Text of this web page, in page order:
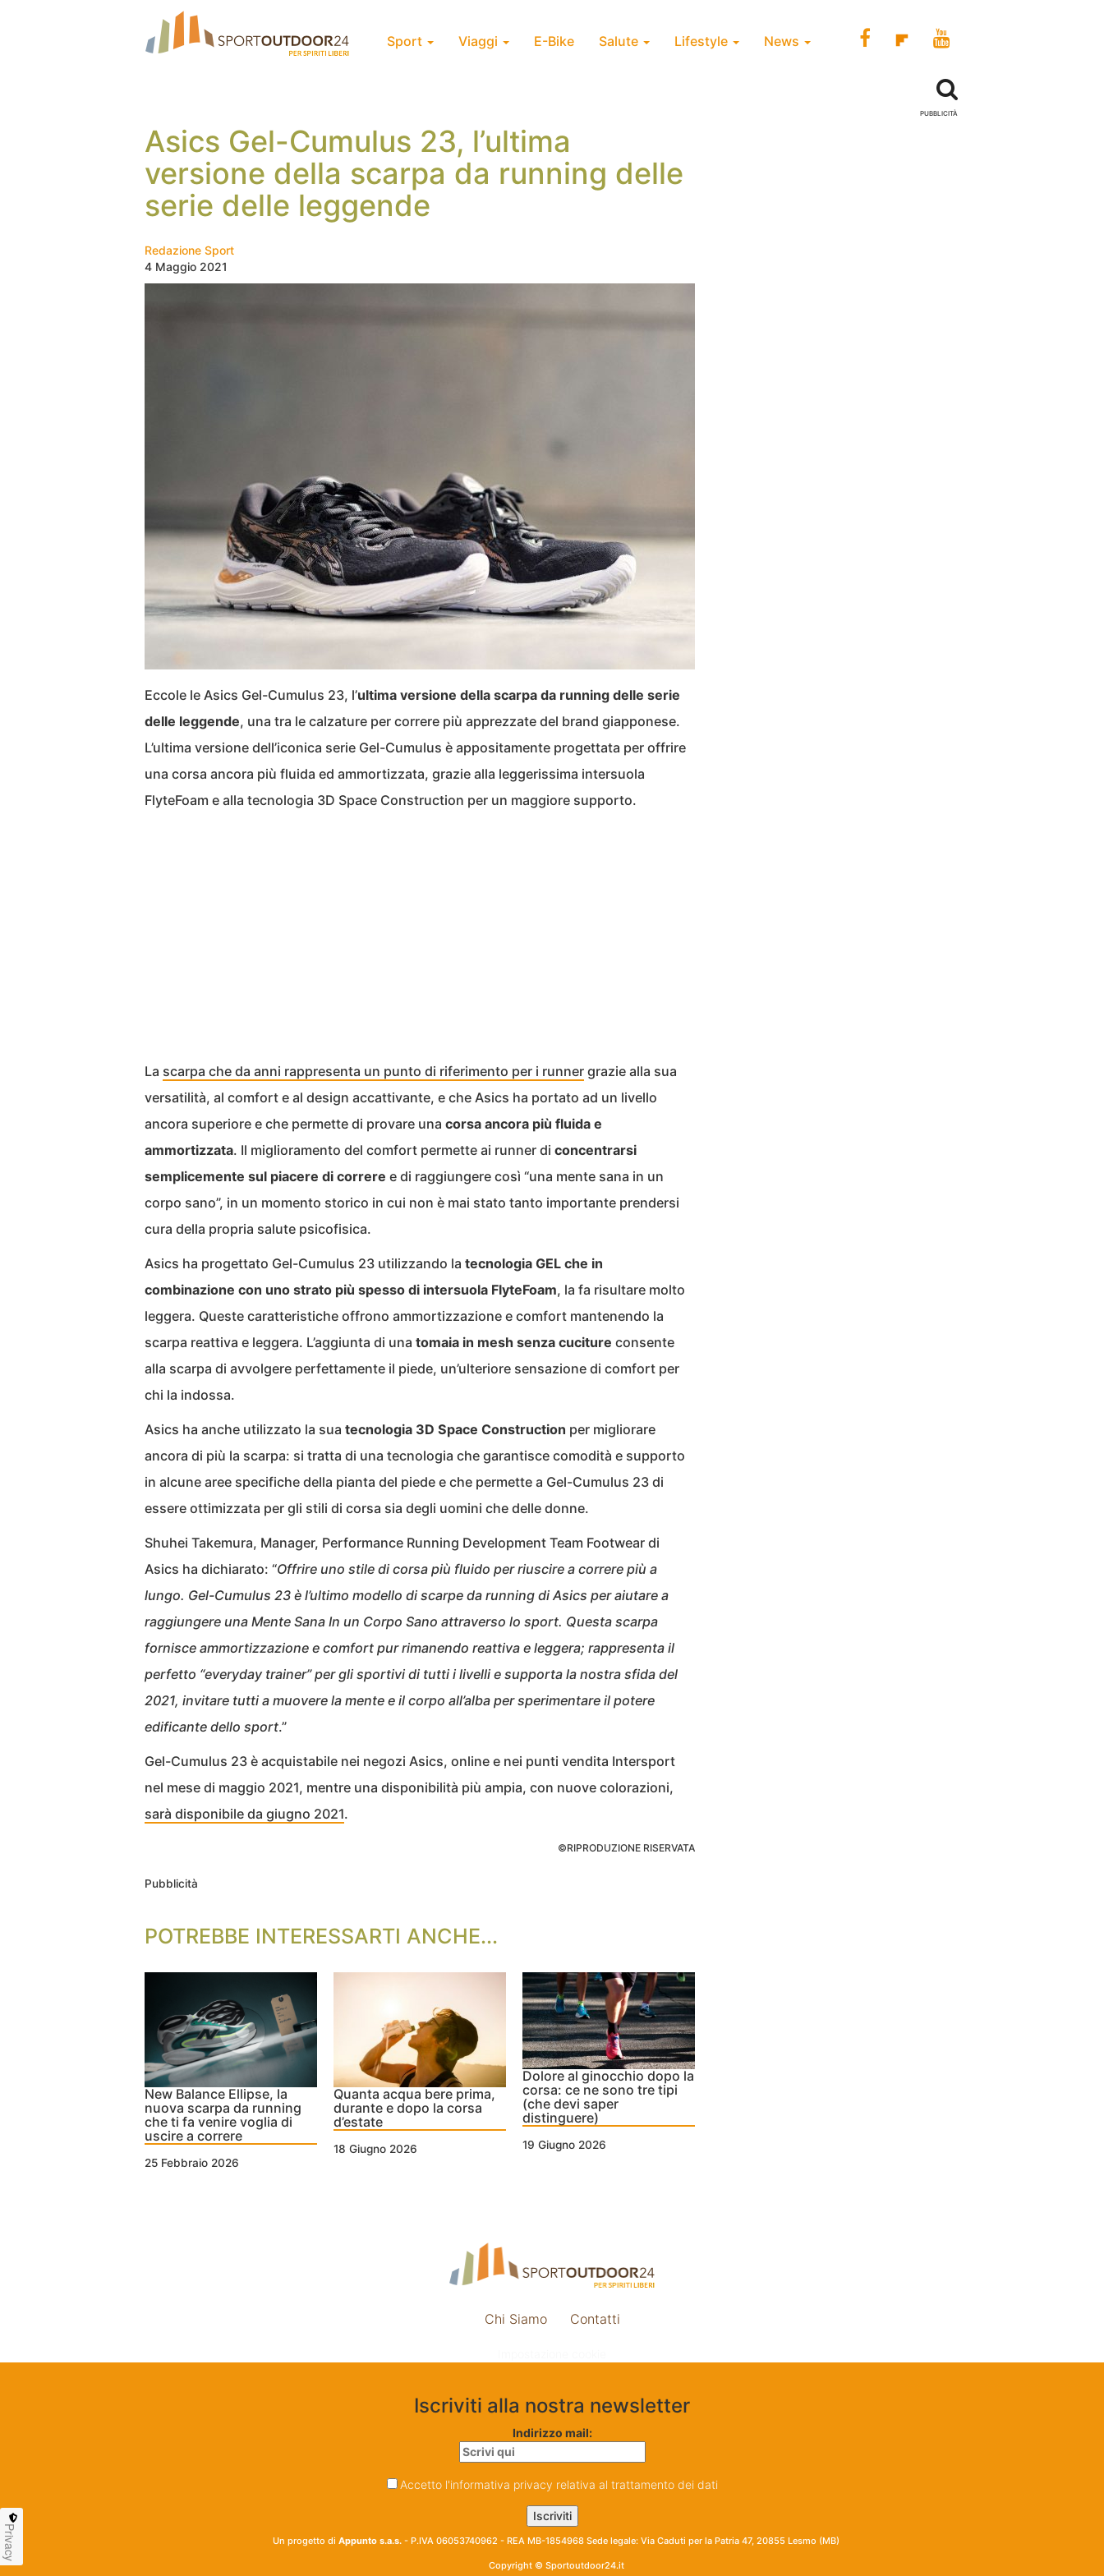
Sport Viaggi E-Bike Salute Lifestyle News
Asics Gel-Cumulus 23, l’ultima
versione della scarpa da running delle
serie delle leggende
Redazione Sport
4 Maggio 2021
Eccole le Asics Gel-Cumulus 23, l’ultima versione della scarpa da running delle serie
delle leggende, una tra le calzature per correre più apprezzate del brand giapponese.
L’ultima versione dell’iconica serie Gel-Cumulus è appositamente progettata per offrire
una corsa ancora più fluida ed ammortizzata, grazie alla leggerissima intersuola
FlyteFoam e alla tecnologia 3D Space Construction per un maggiore supporto.
La scarpa che da anni rappresenta un punto di riferimento per i runner grazie alla sua
versatilità, al comfort e al design accattivante, e che Asics ha portato ad un livello
ancora superiore e che permette di provare una corsa ancora più fluida e
ammortizzata. Il miglioramento del comfort permette ai runner di concentrarsi
semplicemente sul piacere di correre e di raggiungere così “una mente sana in un
corpo sano”, in un momento storico in cui non è mai stato tanto importante prendersi
cura della propria salute psicofisica.
Asics ha progettato Gel-Cumulus 23 utilizzando la tecnologia GEL che in
combinazione con uno strato più spesso di intersuola FlyteFoam, la fa risultare molto
leggera. Queste caratteristiche offrono ammortizzazione e comfort mantenendo la
scarpa reattiva e leggera. L’aggiunta di una tomaia in mesh senza cuciture consente
alla scarpa di avvolgere perfettamente il piede, un’ulteriore sensazione di comfort per
chi la indossa.
Asics ha anche utilizzato la sua tecnologia 3D Space Construction per migliorare
ancora di più la scarpa: si tratta di una tecnologia che garantisce comodità e supporto
in alcune aree specifiche della pianta del piede e che permette a Gel-Cumulus 23 di
essere ottimizzata per gli stili di corsa sia degli uomini che delle donne.
Shuhei Takemura, Manager, Performance Running Development Team Footwear di
Asics ha dichiarato: “Offrire uno stile di corsa più fluido per riuscire a correre più a
lungo. Gel-Cumulus 23 è l’ultimo modello di scarpe da running di Asics per aiutare a
raggiungere una Mente Sana In un Corpo Sano attraverso lo sport. Questa scarpa
fornisce ammortizzazione e comfort pur rimanendo reattiva e leggera; rappresenta il
perfetto “everyday trainer” per gli sportivi di tutti i livelli e supporta la nostra sfida del
2021, invitare tutti a muovere la mente e il corpo all’alba per sperimentare il potere
edificante dello sport.”
Gel-Cumulus 23 è acquistabile nei negozi Asics, online e nei punti vendita Intersport
nel mese di maggio 2021, mentre una disponibilità più ampia, con nuove colorazioni,
sarà disponibile da giugno 2021.
©RIPRODUZIONE RISERVATA
Pubblicità
POTREBBE INTERESSARTI ANCHE...
New Balance Ellipse, la
nuova scarpa da running
che ti fa venire voglia di
uscire a correre
25 Febbraio 2026
Quanta acqua bere prima,
durante e dopo la corsa
d’estate
18 Giugno 2026
Dolore al ginocchio dopo la
corsa: ce ne sono tre tipi
(che devi saper
distinguere)
19 Giugno 2026
PUBBLICITÀ
Chi Siamo Contatti
Iscriviti alla nostra newsletter
Indirizzo mail:
Accetto l'informativa privacy relativa al trattamento dei dati
Un progetto di Appunto s.a.s. - P.IVA 06053740962 - REA MB-1854968 Sede legale: Via Caduti per la Patria 47, 20855 Lesmo (MB)
Copyright © Sportoutdoor24.it
Privacy